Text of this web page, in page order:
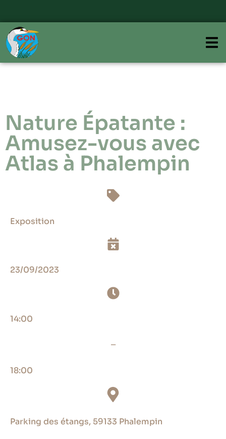
Nature Épatante :
Amusez-vous avec
Atlas à Phalempin
Exposition
23/09/2023
14:00
18:00
Parking des étangs, 59133 Phalempin